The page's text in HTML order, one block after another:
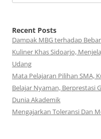
Recent Posts
Dampak MBG terhadap
Kuliner Khas Sidoarjo,
Udang
Mata Pelajaran Pilihan SMA,
Belajar Nyaman, Berprestasi
Dunia Akademik
Mengajarkan Toleransi Dan